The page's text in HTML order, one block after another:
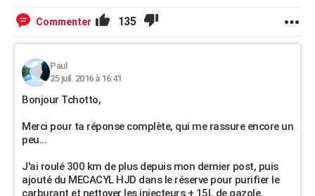
Commenter 135
Paul
25 juil. 2016 à 16:41
Bonjour Tchotto,
Merci pour ta réponse complète, qui me rassure encore un
peu...
J'ai roulé 300 km de plus depuis mon dernier post, puis
ajouté du MECACYL HJD dans le réserve pour purifier le
carburant et nettoyer les injecteurs + 15L de gazole.